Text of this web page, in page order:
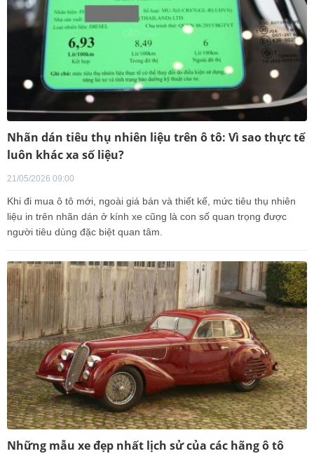
Nhãn dán tiêu thụ nhiên liệu trên ô tô: Vì sao thực tế
luôn khác xa số liệu?
21/05/2026 09:00
Khi đi mua ô tô mới, ngoài giá bán và thiết kế, mức tiêu thụ nhiên
liệu in trên nhãn dán ở kính xe cũng là con số quan trọng được
người tiêu dùng đặc biệt quan tâm.
Những mẫu xe đẹp nhất lịch sử của các hãng ô tô